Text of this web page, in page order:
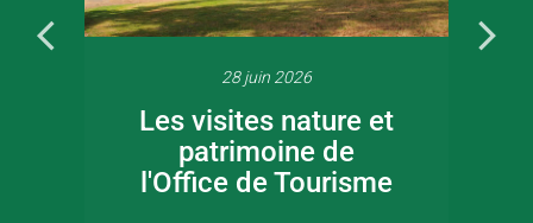
28 juin 2026
Les visites nature et
patrimoine de
l'Office de Tourisme